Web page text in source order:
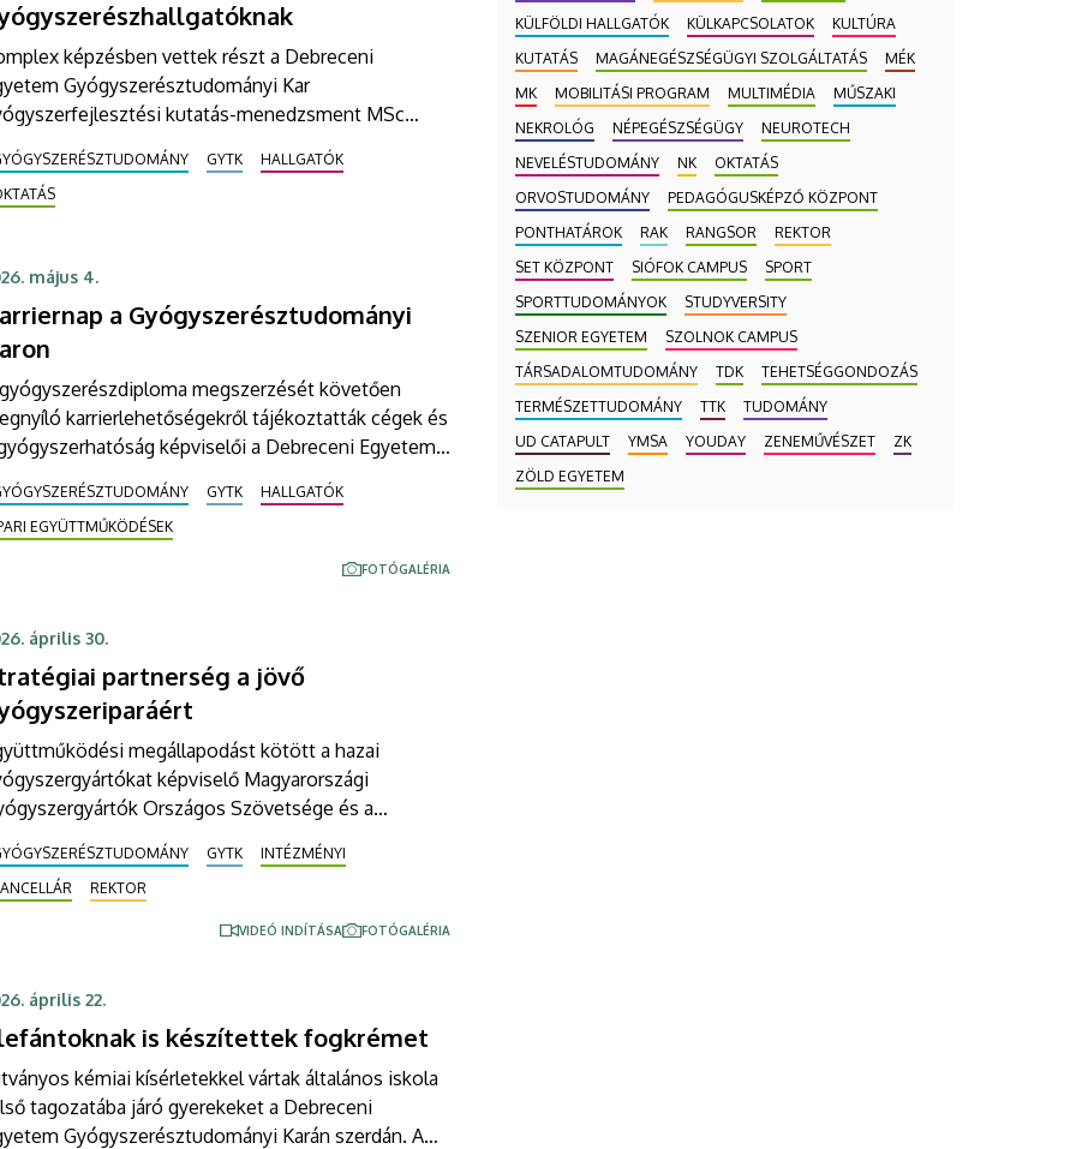
képzésben vettek részt a Debreceni
Gyógyszerésztudományi Kar
kutatás-menedzsment MSc
majd egy egyebek mellett biotechnológiai
gyógyszeripari kutatási, valamint analitikai
GYTK
HALLGATÓK
május 4.
a Gyógyszerésztudományi
megszerzését követően
karrierlehetőségekről tájékoztatták cégek és
képviselői a Debreceni Egyetem
kiderült, hogy a GYTK-n végzettek az
a gyógyszerfejlesztésig, a
a logisztikai rendszerekig kiemelkedő
GYTK
HALLGATÓK
EGYÜTTMŰKÖDÉSEK
FOTÓGALÉRIA
április 30.
partnerség a jövő
megállapodást kötött a hazai
képviselő Magyarországi
Országos Szövetsége és a
erősítse a hazai gyógyszeripar
a kutatás-fejlesztési kapacitások
valamint a természettudományos
GYTK
INTÉZMÉNYI
REKTOR
VIDEÓ INDÍTÁSA FOTÓGALÉRIA
április 22.
is készítettek fogkrémet
kémiai kísérletekkel vártak általános iskola
tagozatába járó gyerekeket a Debreceni
Gyógyszerésztudományi Karán szerdán. A
KÜLFÖLDI HALLGATÓK
KÜLKAPCSOLATOK
KULTÚRA
KUTATÁS
MAGÁNEGÉSZSÉGÜGYI SZOLGÁLTATÁS
MÉK
MK
MOBILITÁSI PROGRAM MULTIMÉDIA
MŰSZAKI
NEKROLÓG
NÉPEGÉSZSÉGÜGY
NEUROTECH
NEVELÉSTUDOMÁNY
NK
OKTATÁS
ORVOSTUDOMÁNY
PEDAGÓGUSKÉPZŐ KÖZPONT
PONTHATÁROK
RAK RANGSOR
REKTOR
SET KÖZPONT
SIÓFOK CAMPUS
SPORT
SPORTTUDOMÁNYOK
STUDYVERSITY
SZENIOR EGYETEM
SZOLNOK CAMPUS
TÁRSADALOMTUDOMÁNY
TDK
TEHETSÉGGONDOZÁS
TERMÉSZETTUDOMÁNY
TTK
TUDOMÁNY
UD CATAPULT
YMSA YOUDAY ZENEMŰVÉSZET
ZK
ZÖLD EGYETEM